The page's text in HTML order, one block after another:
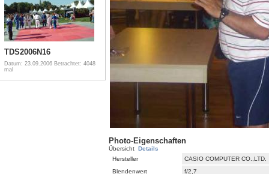
TDS2006N16
Datum: 23.09.2006 Betrachtet: 4048
mal
Photo-Eigenschaften
Übersicht Details
Hersteller
CASIO COMPUTER CO.,LTD.
Blendenwert
f/2,7